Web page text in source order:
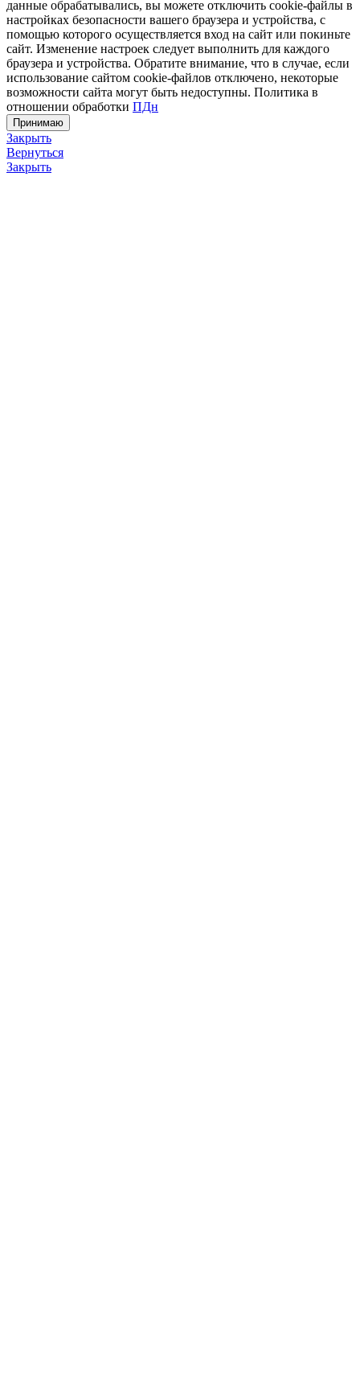
данные обрабатывались, вы можете отключить cookie-файлы в
настройках безопасности вашего браузера и устройства, с
помощью которого осуществляется вход на сайт или покиньте
сайт. Изменение настроек следует выполнить для каждого
браузера и устройства. Обратите внимание, что в случае, если
использование сайтом cookie-файлов отключено, некоторые
возможности сайта могут быть недоступны. Политика в
отношении обработки ПДн
Принимаю
Закрыть
Вернуться
Закрыть